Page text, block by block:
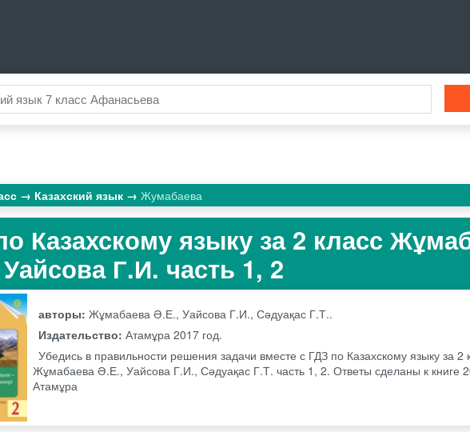
Казахский язык Жумабаева
Казахскому языку за 2 класс
Г.И. часть 1, 2
авторы:Жұмабаева Ә.Е., Уайсова Г.И., Сәдуақас Г.Т..
Издательство:Атамұра 2017 год.
Убедись в правильности решения задачи вместе с ГДЗ по Казахскому языку за 2
Жұмабаева Ә.Е., Уайсова Г.И., Сәдуақас Г.Т. часть 1, 2. Ответы сделаны к книге
Атамұра